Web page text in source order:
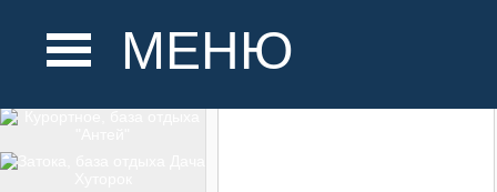
МЕНЮ